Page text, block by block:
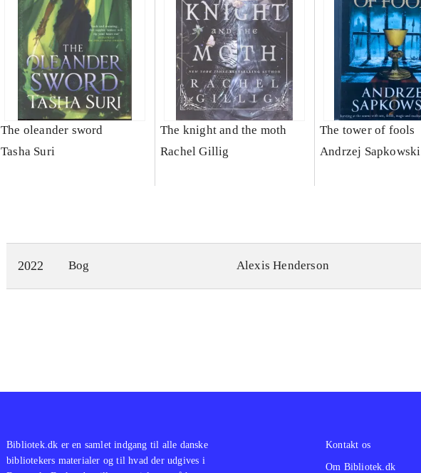
The oleander sword
Tasha Suri
The knight and the moth
Rachel Gillig
The tower of fools
Andrzej Sapkowski
2022 Bog Alexis Henderson
Bibliotek.dk er en samlet indgang til alle danske
bibliotekers materialer og til hvad der udgives i
Kontakt os
Om Bibliotek.dk